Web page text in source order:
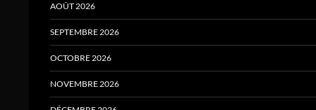
AOÛT 2026
SEPTEMBRE 2026
OCTOBRE 2026
NOVEMBRE 2026